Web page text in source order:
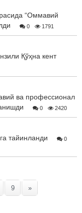
“Оммавий
0 1791
Қўҳна кент
ва профессионал
0 2420
тайинланди
0
9 »